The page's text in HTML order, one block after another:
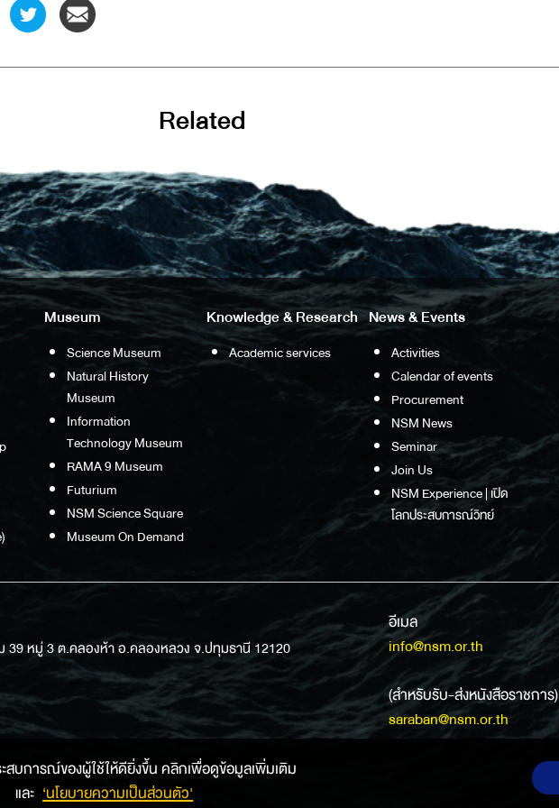
Related
Museum
Science Museum
Natural History
Museum
Information
Technology Museum
RAMA 9 Museum
Futurium
NSM Science Square
Museum On Demand
Knowledge & Research
Academic services
News & Events
Activities
Calendar of events
Procurement
NSM News
Seminar
Join Us
NSM Experience | เปิด
โลกประสบการณ์วิทย์
39 หมู่ 3 ต.คลองห้า อ.คลองหลวง จ.ปทุมธานี 12120
อีเมล
info@nsm.or.th
(สำหรับรับ-ส่งหนังสือราชการ)
saraban@nsm.or.th
สบการณ์ของผู้ใช้ให้ดียิ่งขึ้น คลิกเพื่อดูข้อมูลเพิ่มเติม
และ ‘นโยบายความเป็นส่วนตัว'